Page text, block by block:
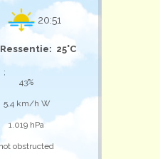
20:51
25°C
;
43%
5,4 km/h W
1.019 hPa
not obstructed